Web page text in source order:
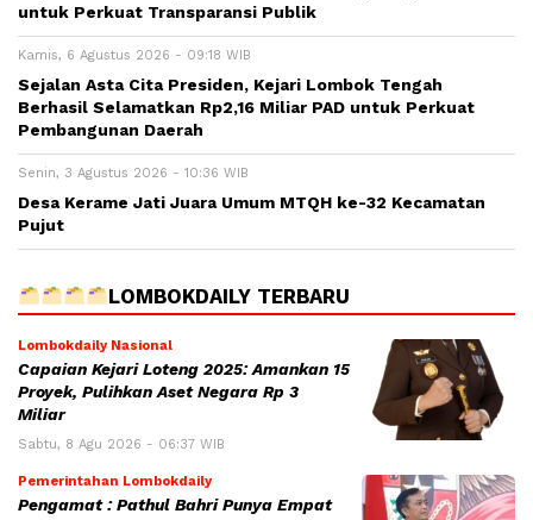
untuk Perkuat Transparansi Publik
Kamis, 6 Agustus 2026 - 09:18 WIB
Sejalan Asta Cita Presiden, Kejari Lombok Tengah
Berhasil Selamatkan Rp2,16 Miliar PAD untuk Perkuat
Pembangunan Daerah
Senin, 3 Agustus 2026 - 10:36 WIB
Desa Kerame Jati Juara Umum MTQH ke-32 Kecamatan
Pujut
LOMBOKDAILY TERBARU
Lombokdaily Nasional
Capaian Kejari Loteng 2025: Amankan 15
Proyek, Pulihkan Aset Negara Rp 3
Miliar
Sabtu, 8 Agu 2026 - 06:37 WIB
Pemerintahan Lombokdaily
Pengamat : Pathul Bahri Punya Empat